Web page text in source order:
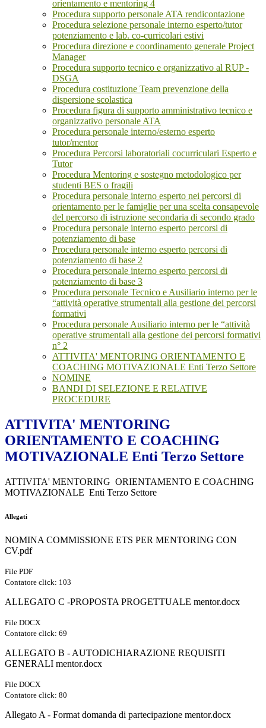
orientamento e mentoring 4
Procedura supporto personale ATA rendicontazione
Procedura selezione personale interno esperto/tutor
potenziamento e lab. co-curricolari estivi
Procedura direzione e coordinamento generale Project
Manager
Procedura supporto tecnico e organizzativo al RUP -
DSGA
Procedura costituzione Team prevenzione della
dispersione scolastica
Procedura figura di supporto amministrativo tecnico e
organizzativo personale ATA
Procedura personale interno/esterno esperto
tutor/mentor
Procedura Percorsi laboratoriali cocurriculari Esperto e
Tutor
Procedura Mentoring e sostegno metodologico per
studenti BES o fragili
Procedura personale interno esperto nei percorsi di
orientamento per le famiglie per una scelta consapevole
del percorso di istruzione secondaria di secondo grado
Procedura personale interno esperto percorsi di
potenziamento di base
Procedura personale interno esperto percorsi di
potenziamento di base 2
Procedura personale interno esperto percorsi di
potenziamento di base 3
Procedura personale Tecnico e Ausiliario interno per le
“attività operative strumentali alla gestione dei percorsi
formativi
Procedura personale Ausiliario interno per le “attività
operative strumentali alla gestione dei percorsi formativi
n° 2
ATTIVITA' MENTORING ORIENTAMENTO E
COACHING MOTIVAZIONALE Enti Terzo Settore
NOMINE
BANDI DI SELEZIONE E RELATIVE
PROCEDURE
ATTIVITA' MENTORING
ORIENTAMENTO E COACHING
MOTIVAZIONALE Enti Terzo Settore
ATTIVITA' MENTORING ORIENTAMENTO E COACHING
MOTIVAZIONALE Enti Terzo Settore
Allegati
NOMINA COMMISSIONE ETS PER MENTORING CON
CV.pdf
File PDF
Contatore click: 103
ALLEGATO C -PROPOSTA PROGETTUALE mentor.docx
File DOCX
Contatore click: 69
ALLEGATO B - AUTODICHIARAZIONE REQUISITI
GENERALI mentor.docx
File DOCX
Contatore click: 80
Allegato A - Format domanda di partecipazione mentor.docx